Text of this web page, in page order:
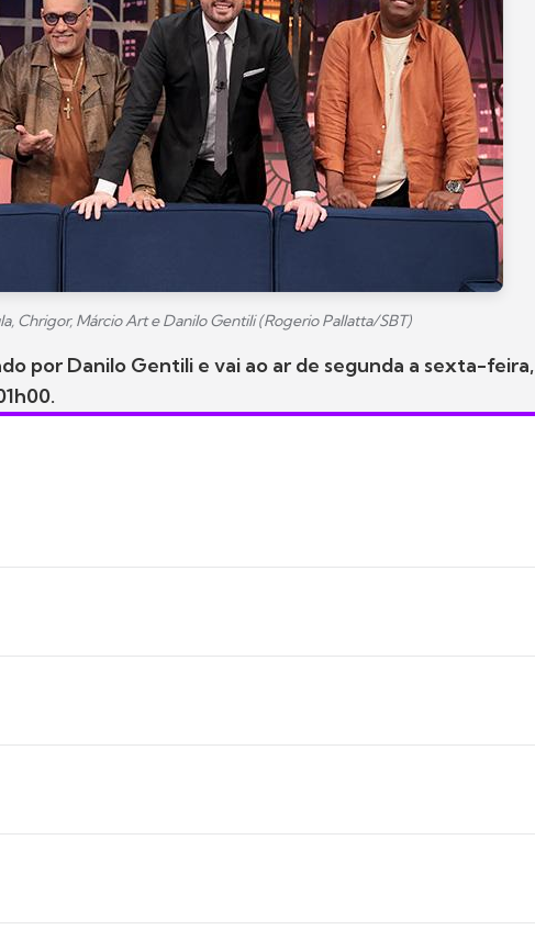
Chrigor, Márcio Art e Danilo Gentili (Rogerio Pallatta/SBT)
por Danilo Gentili e vai ao ar de segunda a sexta-feira,